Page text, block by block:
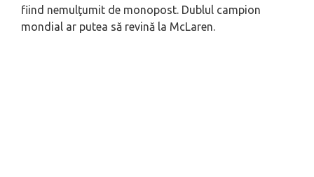
fiind nemulţumit de monopost. Dublul campion
mondial ar putea să revină la McLaren.